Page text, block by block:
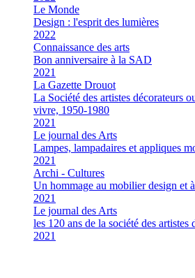
Le Monde
Design : l'esprit des lumières
2022
Connaissance des arts
Bon anniversaire à la SAD
2021
La Gazette Drouot
La Société des artistes décorateurs
vivre, 1950-1980
2021
Le journal des Arts
Lampes, lampadaires et appliques
2021
Archi - Cultures
Un hommage au mobilier design et
2021
Le journal des Arts
les 120 ans de la société des artistes
2021